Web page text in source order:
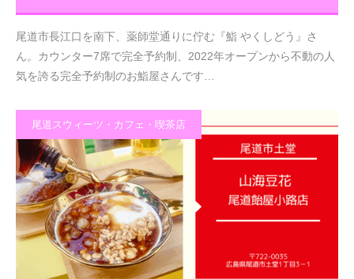
尾道市長江口を南下、薬師堂通りに佇む『鮨 やくしどう』さ
ん。カウンター7席で完全予約制、2022年オープンから不動の人
気を誇る完全予約制のお鮨屋さんです…
尾道スウィーツ・カフェ・喫茶店